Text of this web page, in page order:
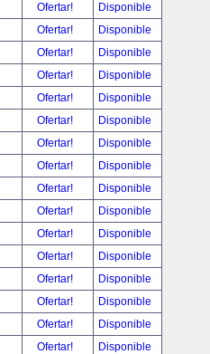
Ofertar!
Disponible
Ofertar!
Disponible
Ofertar!
Disponible
Ofertar!
Disponible
Ofertar!
Disponible
Ofertar!
Disponible
Ofertar!
Disponible
Ofertar!
Disponible
Ofertar!
Disponible
Ofertar!
Disponible
Ofertar!
Disponible
Ofertar!
Disponible
Ofertar!
Disponible
Ofertar!
Disponible
Ofertar!
Disponible
Ofertar!
Disponible